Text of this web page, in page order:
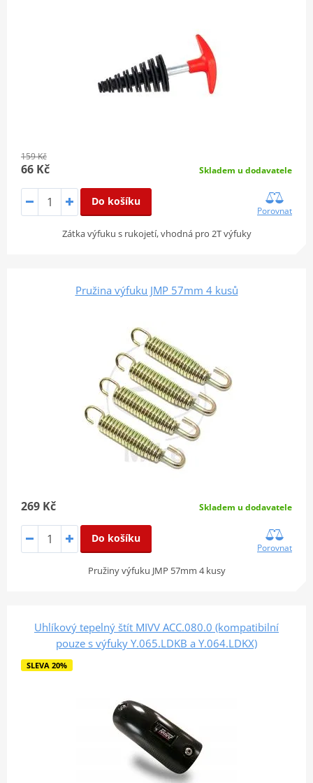
159 Kč
66 Kč Skladem u dodavatele
Do košíku
Porovnat
Zátka výfuku s rukojetí, vhodná pro 2T výfuky
Pružina výfuku JMP 57mm 4 kusů
269 Kč Skladem u dodavatele
Do košíku
Porovnat
Pružiny výfuku JMP 57mm 4 kusy
Uhlíkový tepelný štít MIVV ACC.080.0 (kompatibilní
pouze s výfuky Y.065.LDKB a Y.064.LDKX)
SLEVA 20%